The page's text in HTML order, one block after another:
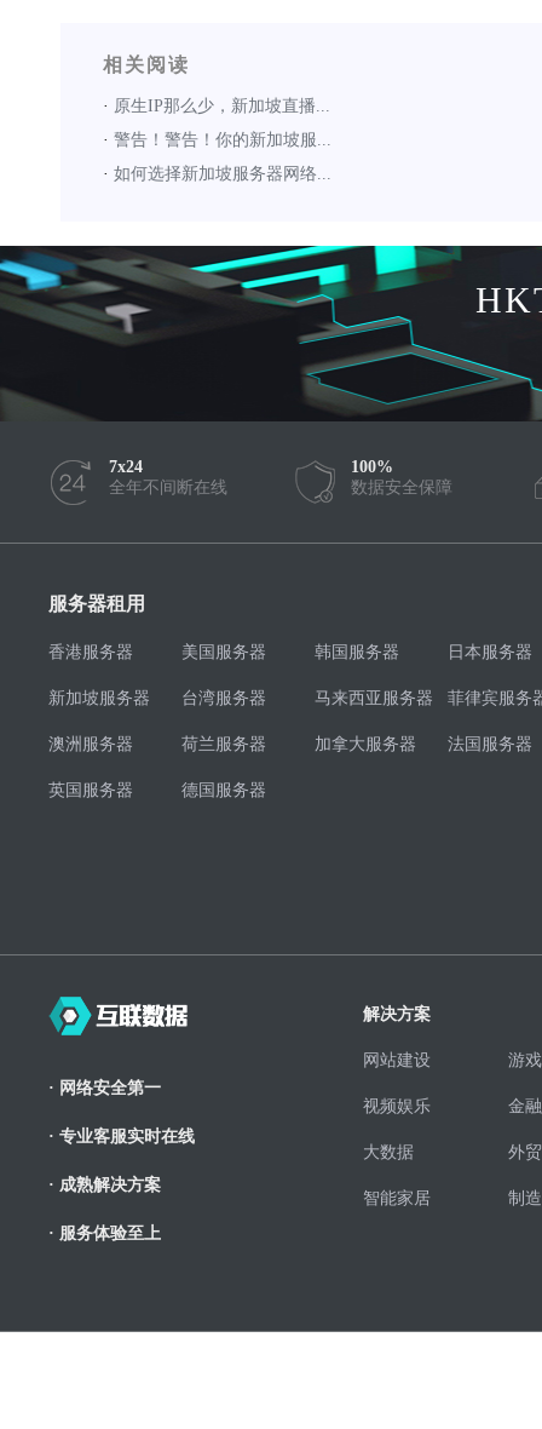
相关阅读
· 原生IP那么少，新加坡直播...
· 警告！警告！你的新加坡服...
· 如何选择新加坡服务器网络...
7x24
全年不间断在线
100%
数据安全保障
服务器租用
香港服务器 美国服务器 韩国服务器 日本服务器
新加坡服务器 台湾服务器 马来西亚服务器 菲律宾服务
澳洲服务器 荷兰服务器 加拿大服务器 法国服务器
英国服务器 德国服务器
· 网络安全第一
· 专业客服实时在线
· 成熟解决方案
· 服务体验至上
解决方案
网站建设 游
视频娱乐 金
大数据 外
智能家居 制